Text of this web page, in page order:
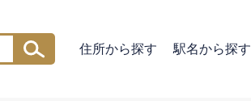
住所から探す 駅名から探す